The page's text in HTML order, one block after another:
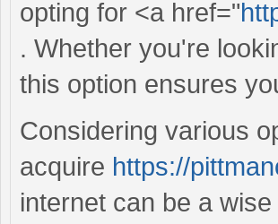
opting for <a href="
. Whether you're
this option ensures
Considering various
acquire https://
internet can be a